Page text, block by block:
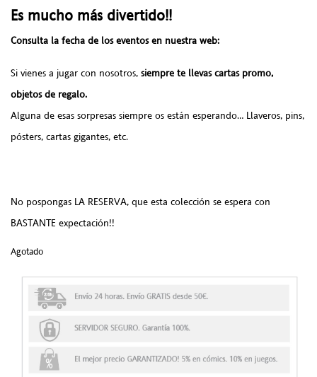
Es mucho más divertido!!
Consulta la fecha de los eventos en nuestra web:
Si vienes a jugar con nosotros, siempre te llevas cartas promo,
objetos de regalo.
Alguna de esas sorpresas siempre os están esperando… Llaveros, pins,
pósters, cartas gigantes, etc.
No pospongas LA RESERVA, que esta colección se espera con
BASTANTE expectación!!
Agotado